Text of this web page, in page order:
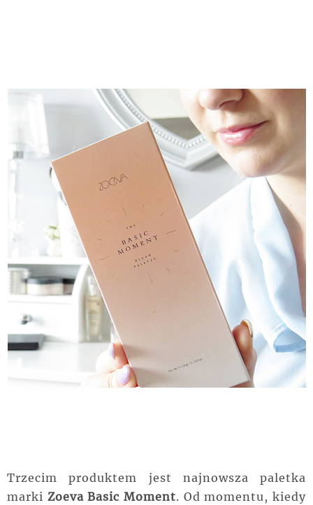
Trzecim produktem jest najnowsza paletka
marki Zoeva Basic Moment. Od momentu, kiedy